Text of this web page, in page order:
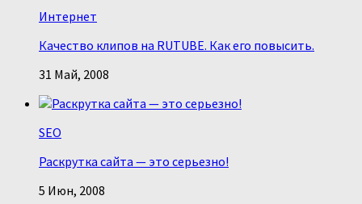
Интернет
Качество клипов на RUTUBE. Как его повысить.
31 Май, 2008
SEO
Раскрутка сайта — это серьезно!
5 Июн, 2008